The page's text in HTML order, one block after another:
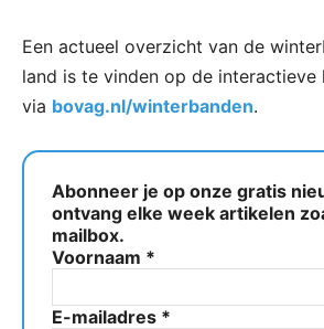
Een actueel overzicht van de
land is te vinden op de interactieve
via bovag.nl/winterbanden.
Abonneer je op onze gratis
ontvang elke week artikelen
mailbox.
Voornaam *
E-mailadres *